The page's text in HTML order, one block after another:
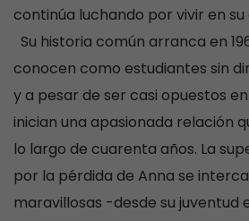
continúa luchando por vivir en su
Su historia común arranca en
conocen como estudiantes sin
y a pesar de ser casi opuestos
inician una apasionada relación
lo largo de cuarenta años. La
por la pérdida de Anna se
maravillosas -desde su juventud